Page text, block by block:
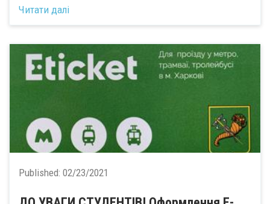
Читати далі
Published: 02/23/2021